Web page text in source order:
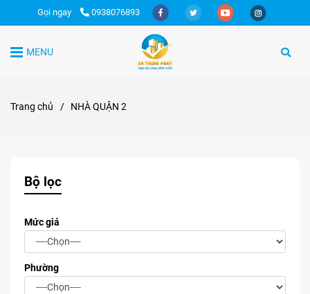
Gọi ngay 0938076893
MENU
Trang chủ / NHÀ QUẬN 2
Bộ lọc
Mức giá
Phường